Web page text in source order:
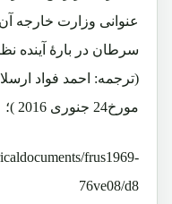
سرطان در بارۀ آینده
(ترجمه: احمد فواد
مورخ24 جنوری 2016 )؛
frus1969-
76ve08/d8